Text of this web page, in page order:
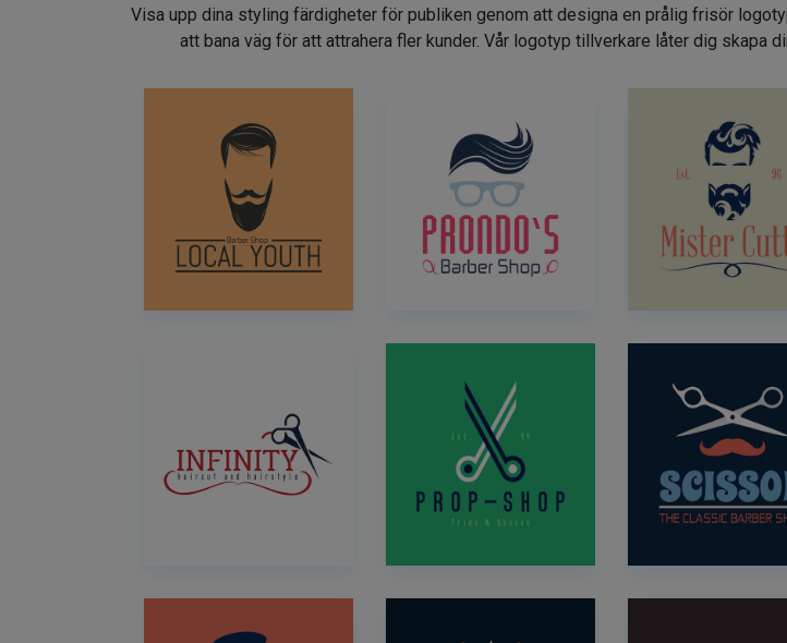
Visa upp dina styling färdigheter för publiken genom att designa en prålig frisör
att bana väg för att attrahera fler kunder. Vår logotyp tillverkare låter dig